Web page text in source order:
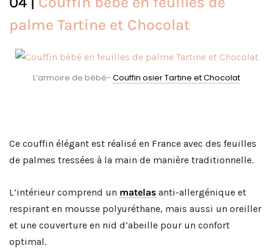
palme Tartine et Chocolat
L’armoire de bébé- Couffin osier Tartine et Chocolat
Ce couffin élégant est réalisé en France avec des feuilles
de palmes tressées à la main de manière traditionnelle.
L’intérieur comprend un matelas anti-allergénique et
respirant en mousse polyuréthane, mais aussi un oreiller
et une couverture en nid d’abeille pour un confort
optimal.